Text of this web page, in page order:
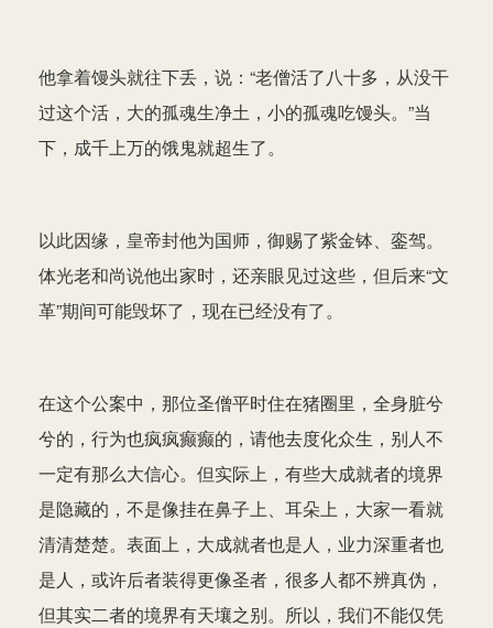
他拿着馒头就往下丢，说：“老僧活了八十多，从没干
过这个活，大的孤魂生净土，小的孤魂吃馒头。”当
下，成千上万的饿鬼就超生了。
以此因缘，皇帝封他为国师，御赐了紫金钵、銮驾。
体光老和尚说他出家时，还亲眼见过这些，但后来“文
革”期间可能毁坏了，现在已经没有了。
在这个公案中，那位圣僧平时住在猪圈里，全身脏兮
兮的，行为也疯疯癫癫的，请他去度化众生，别人不
一定有那么大信心。但实际上，有些大成就者的境界
是隐藏的，不是像挂在鼻子上、耳朵上，大家一看就
清清楚楚。表面上，大成就者也是人，业力深重者也
是人，或许后者装得更像圣者，很多人都不辨真伪，
但其实二者的境界有天壤之别。所以，我们不能仅凭